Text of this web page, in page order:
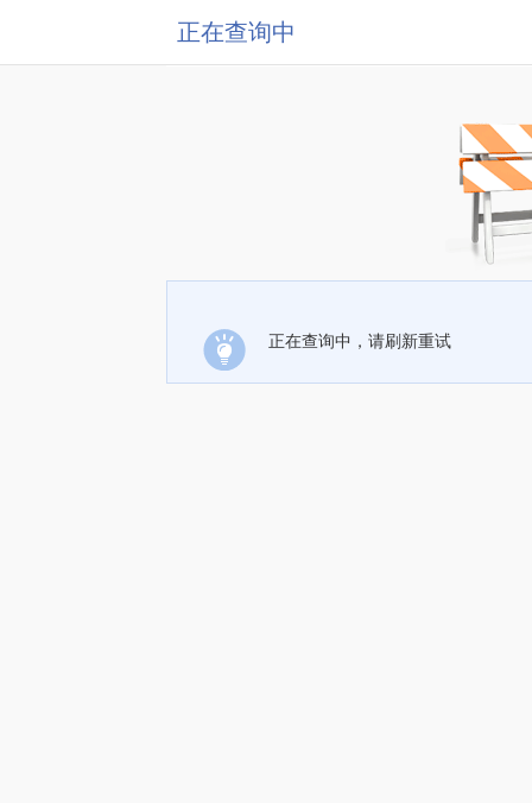
正在查询中
正在查询中，请刷新重试